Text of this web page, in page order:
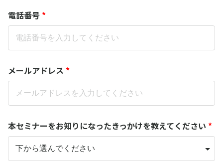
電話番号 *
メールアドレス *
本セミナーをお知りになったきっかけを教えてください *